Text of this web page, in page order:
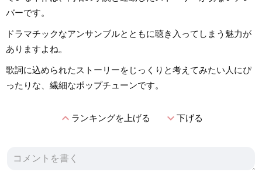
バーです。
ドラマチックなアンサンブルとともに聴き入ってしまう魅力が
ありますよね。
歌詞に込められたストーリーをじっくりと考えてみたい人にぴ
ったりな、繊細なポップチューンです。
expand_lessランキングを上げる expand_more下げる